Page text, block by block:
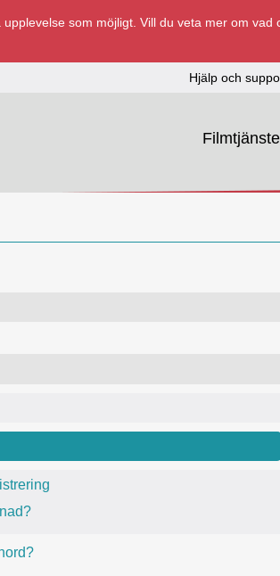
som möjligt. Vill du veta mer om vad
Hjälp och